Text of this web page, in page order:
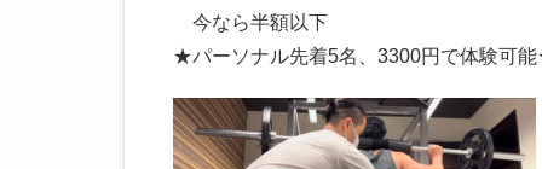
今なら半額以下
★パーソナル先着5名、3300円で体験可